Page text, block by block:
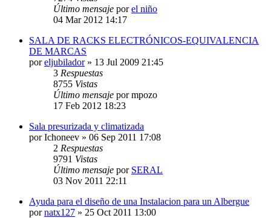
Último mensaje porel niño
04 Mar 2012 14:17
SALA DE RACKS ELECTRÓNICOS-EQUIVALENCIA
DE MARCAS
poreljubilador» 13 Jul 2009 21:45
3 Respuestas
8755 Vistas
Último mensaje pormpozo
17 Feb 2012 18:23
Sala presurizada y climatizada
porIchoneev » 06 Sep 2011 17:08
2 Respuestas
9791 Vistas
Último mensaje por SERAL
03 Nov 2011 22:11
Ayuda para el diseño de una Instalacion para un Albergue
pornatx127 » 25 Oct 2011 13:00